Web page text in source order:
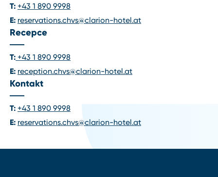
T: +43 1 890 9998
E: reservations.chvs@clarion-hotel.at
Recepce
T: +43 1 890 9998
E: reception.chvs@clarion-hotel.at
Kontakt
T: +43 1 890 9998
E: reservations.chvs@clarion-hotel.at